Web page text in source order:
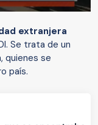
extranjera
Se trata de un
quienes se
país.